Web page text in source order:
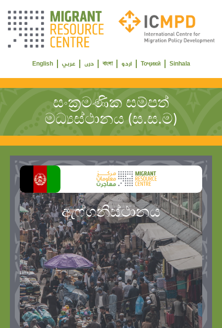
Select your language
English عربي دری বাংলা اردو Тоҷикӣ Sinhala
සංක්‍රමණික සම්පත්
මධ්‍යස්ථානය (ස.ස.ම)
ඇෆ්ගනිස්ථානය